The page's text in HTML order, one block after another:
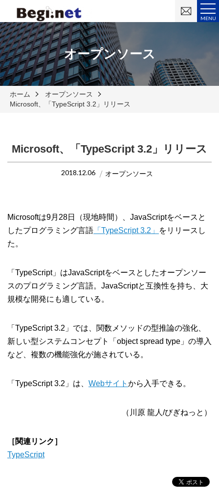
MENU
い
オープンソース
ホーム
オープンソース
Microsoft、「TypeScript 3.2」リリース
Microsoft、「TypeScript 3.2」リリース
2018.12.06 オープンソース
Microsoftは9月28日（現地時間）、JavaScriptをベースと
したプログラミング言語 「TypeScript 3.2」
をリリースし
た。
「TypeScript」はJavaScriptをベースとしたオープンソー
スのプログラミング言語。JavaScriptと互換性を持ち、大
規模な開発にも適している。
「TypeScript 3.2」では、関数メソッドの型推論の強化、
新しい型システムコンセプト「object spread type」の導入
など、複数の機能強化が施されている。
「TypeScript 3.2」は、 Webサイト から入手できる。
（川原 龍人/びぎねっと）
［関連リンク］
TypeScript